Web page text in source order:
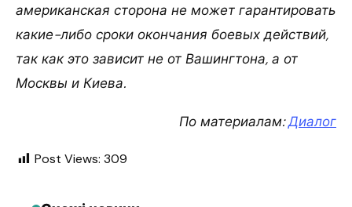
американская сторона не может гарантировать
какие-либо сроки окончания боевых действий,
так как это зависит не от Вашингтона, а от
Москвы и Киева.
По материалам:Диалог
Post Views: 309